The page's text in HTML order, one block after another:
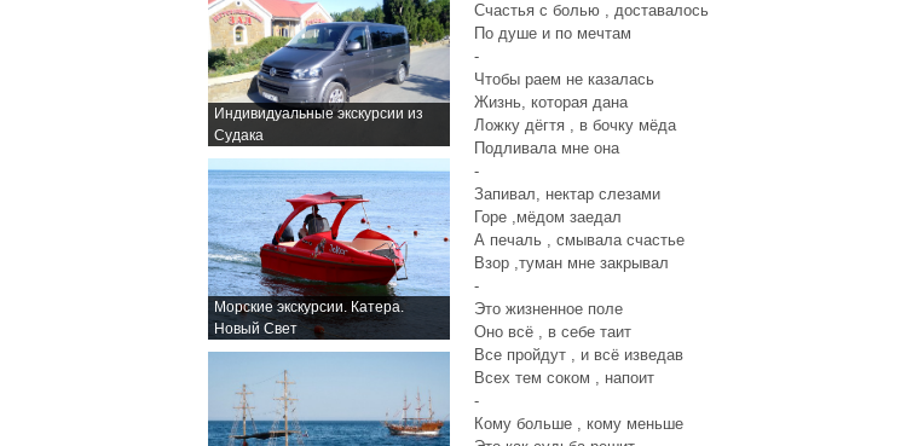
Индивидуальные экскурсии из
Судака
Морские экскурсии. Катера.
Новый Свет
Счастья с болью , доставалось
По душе и по мечтам
-
Чтобы раем не казалась
Жизнь, которая дана
Ложку дёгтя , в бочку мёда
Подливала мне она
-
Запивал, нектар слезами
Горе ,мёдом заедал
А печаль , смывала счастье
Взор ,туман мне закрывал
-
Это жизненное поле
Оно всё , в себе таит
Все пройдут , и всё изведав
Всех тем соком , напоит
-
Кому больше , кому меньше